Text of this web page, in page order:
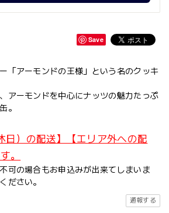
Save
「アーモンドの王様」という名のクッキ
アーモンドを中心にナッツの魅力たっぷ
。
）の配送】【エリア外への配
。
可の場合もお申込みが出来てしまいま
ださい。
通報する